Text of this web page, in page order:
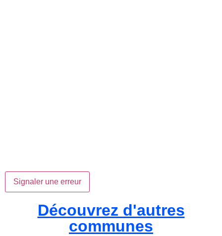
Signaler une erreur
Découvrez d'autres
communes